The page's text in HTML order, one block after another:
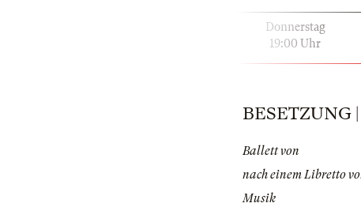
Donnerstag
19:00 Uhr
BESETZUNG |
Ballett von
nach einem Libretto
Musik